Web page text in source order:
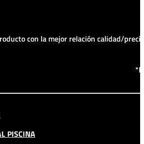
con la mejor relación calidad/
PISCINA